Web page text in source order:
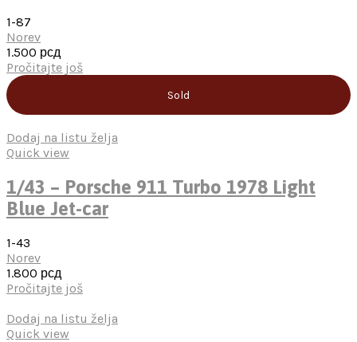
1-87
Norev
1.500 рсд
Pročitajte još
Sold
Dodaj na listu želja
Quick view
1/43 – Porsche 911 Turbo 1978 Light
Blue Jet-car
1-43
Norev
1.800 рсд
Pročitajte još
Dodaj na listu želja
Quick view